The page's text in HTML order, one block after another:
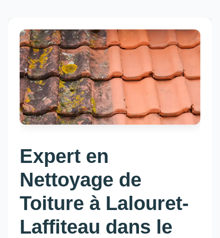
Expert en
Nettoyage de
Toiture à Lalouret-
Laffiteau dans le